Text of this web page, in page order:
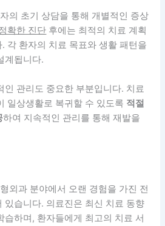
의 초기 상담을 통해 개별적인 증상
확한 진단 후에는 최적의 치료 계획
각 환자의 치료 목표와 생활 패턴을
계됩니다.
인 관리도 중요한 부분입니다. 치료
일상생활로 복귀할 수 있도록 적절
하여 지속적인 관리를 통해 재발을
외과 분야에서 오랜 경험을 가진 전
있습니다. 의료진은 최신 치료 동향
습하며, 환자들에게 최고의 치료 서